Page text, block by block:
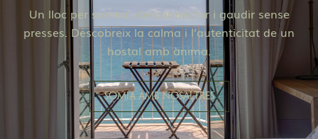
Un lloc per somiar, desconnectar i gaudir sense
presses. Descobreix la calma i l’autenticitat de un
hostal amb ànima.
Somia amb nosaltres